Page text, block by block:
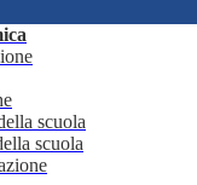
scuola
scuola